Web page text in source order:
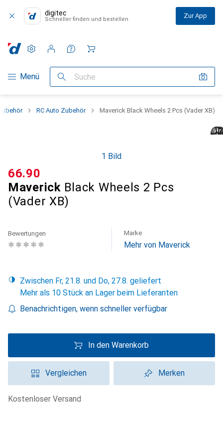
digitec
Schneller finden und bestellen Zur App
Navigation nach Kategorien
Menü Suche
Einstellungen
Kundenkonto
Vergleichslisten
Merklisten
Warenkorb
RC Auto Zubehör Maverick Black Wheels 2 Pcs (Vader XB)
1 Bild
Maverick Black Wheels 2 Pcs
(Vader XB)
CHF
66.90
Bewertungen Marke
Mehr von Maverick
Zwischen Fr, 21.8. und Do, 27.8. geliefert
Mehr als 10 Stück an Lager beim Lieferanten
Benachrichtigen, wenn schneller verfügbar
In den Warenkorb
Vergleichen Merken
kostenloser Versand